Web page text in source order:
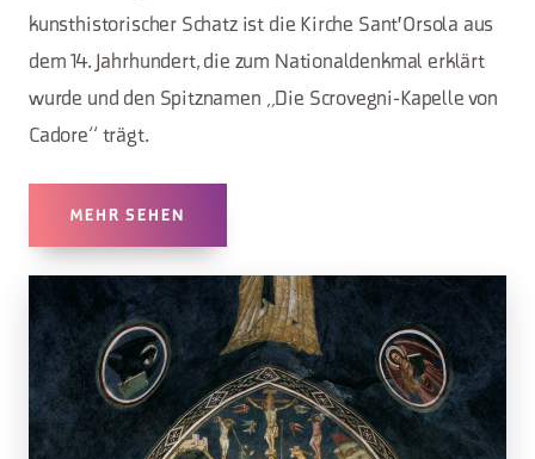
kunsthistorischer Schatz ist die Kirche Sant'Orsola aus
dem 14. Jahrhundert, die zum Nationaldenkmal erklärt
wurde und den Spitznamen „Die Scrovegni-Kapelle von
Cadore“ trägt.
MEHR SEHEN